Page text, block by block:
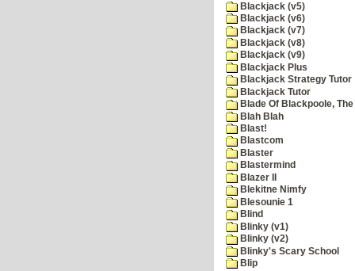
Blackjack (v5)
Blackjack (v6)
Blackjack (v7)
Blackjack (v8)
Blackjack (v9)
Blackjack Plus
Blackjack Strategy Tutor
Blackjack Tutor
Blade Of Blackpoole, The
Blah Blah
Blast!
Blastcom
Blaster
Blastermind
Blazer II
Blekitne Nimfy
Blesounie 1
Blind
Blinky (v1)
Blinky (v2)
Blinky's Scary School
Blip